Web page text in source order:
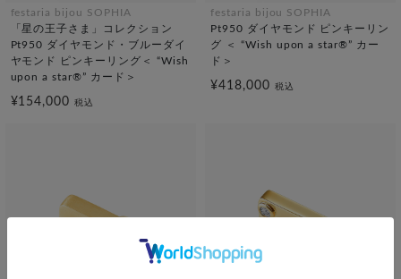
festaria bijou SOPHIA
「星の王子さま」コレクション
Pt950 ダイヤモンド・ブルーダイ
ヤモンド ピンキーリング＜ “Wish
upon a star®” カード＞
¥154,000税込
festaria bijou SOPHIA
Pt950 ダイヤモンド ピンキーリン
グ ＜ “Wish upon a star®” カー
ド＞
¥418,000 税込